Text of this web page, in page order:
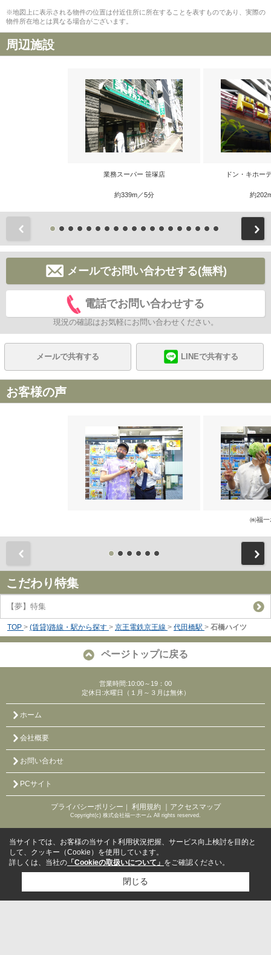
※地図上に表示される物件の位置は付近住所に所在することを表すものであり、実際の
物件所在地とは異なる場合がございます。
周辺施設
業務スーパー 笹塚店
約339m／5分
ドン・キホー
約
メールでお問い合わせする(無料)
電話でお問い合わせする
現況の確認はお気軽にお問い合わせください。
メールで共有する LINEで共有する
お客様の声
㈱福一
こだわり特集
【夢】特集
TOP > (賃貸)路線・駅から探す > 京王電鉄京王線 > 代田橋駅 > 石橋ハイツ
ページトップに戻る
営業時間:10:00～19：00
定休日:水曜日（１月～３月は無休）
ホーム
会社概要
お問い合わせ
PCサイト
プライバシーポリシー ｜ 利用規約 ｜アクセスマップ
Copyright(c) 株式会社福一ホーム All rights reserved.
当サイトでは、お客様の当サイト利用状況把握、サービス向上検討を目的と
して、クッキー（Cookie）を使用しています。
詳しくは、当社の 「Cookieの取扱いについて」 をご確認ください。
閉じる